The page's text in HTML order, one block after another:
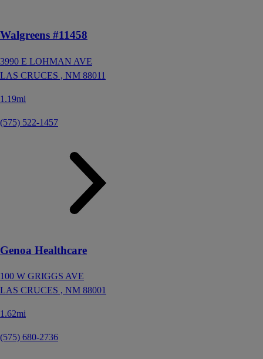
Walgreens #11458
3990 E LOHMAN AVE
LAS CRUCES , NM 88011
1.19mi
(575) 522-1457
Genoa Healthcare
100 W GRIGGS AVE
LAS CRUCES , NM 88001
1.62mi
(575) 680-2736